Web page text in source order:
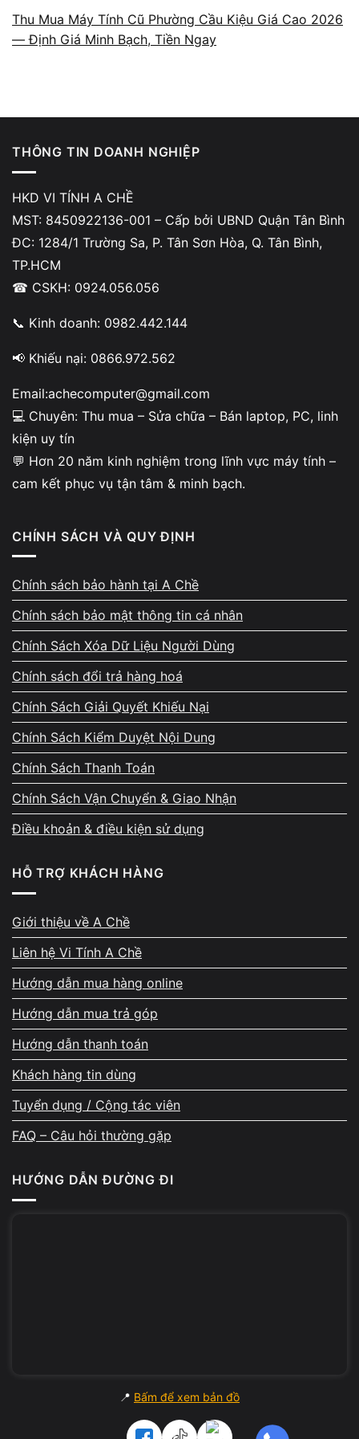
rõ ràng và cách làm việc minh bạch.
Báo giá theo cấu hình và tình
A Chề định giá dựa trên các yếu tố thực tế
gồm CPU, RAM, SSD, VGA, cycle pin, tình
trạng ngoại hình và lịch sử sửa chữa (nếu có).
Toàn bộ quá trình kiểm tra diễn ra minh bạch
mục trước khi đưa ra mức giá. Không có
chuyện báo giá mập mờ hoặc dùng lỗi nhẹ để
Minh bạch khi kiểm tra –
cứng: SSD, bàn phím, cổng kết nối, pin, độ
nóng, màn hình và hoạt động tổng thể. Tình
trạng máy được giải thích chi tiết và dễ hiểu.
A Chề tuyệt đối không tạo lý do không chính
xác để đẩy giá thu mua xuống thấp hơn thực
tế.
Thanh toán ngay – đủ – có
biên nhận rõ ràng
Sau khi thống nhất giá, tiền được thanh toán
nhận thu mua thể hiện đầy đủ cấu hình, mức
giá, thời gian và thông tin đối soát. Máy
không bị giữ lại chờ xử lý, không hẹn sang
ngày hôm sau. Cam kết giao dịch rõ ràng từ
đầu đến cuối.
Hỗ trợ đổi máy nếu cần nâng
Bảo mật dữ liệu cá nhân
Thu Mua Máy Tính Cũ Phường Cầu Kiệu Giá Cao 2026
— Định Giá Minh Bạch, Tiền Ngay
THÔNG TIN DOANH NGHIỆP
HKD VI TÍNH A CHỀ
MST: 8450922136-001 – Cấp bởi UBND Quận Tân Bình
ĐC: 1284/1 Trường Sa, P. Tân Sơn Hòa, Q. Tân Bình,
TP.HCM
☎ CSKH: 0924.056.056
📞 Kinh doanh: 0982.442.144
📢 Khiếu nại: 0866.972.562
Email:achecomputer@gmail.com
💻 Chuyên: Thu mua – Sửa chữa – Bán laptop, PC, linh
kiện uy tín
💬 Hơn 20 năm kinh nghiệm trong lĩnh vực máy tính –
cam kết phục vụ tận tâm & minh bạch.
CHÍNH SÁCH VÀ QUY ĐỊNH
Chính sách bảo hành tại A Chề
Chính sách bảo mật thông tin cá nhân
Chính Sách Xóa Dữ Liệu Người Dùng
Chính sách đổi trả hàng hoá
Chính Sách Giải Quyết Khiếu Nại
Chính Sách Kiểm Duyệt Nội Dung
Chính Sách Thanh Toán
Chính Sách Vận Chuyển & Giao Nhận
Điều khoản & điều kiện sử dụng
HỖ TRỢ KHÁCH HÀNG
Giới thiệu về A Chề
Liên hệ Vi Tính A Chề
Hướng dẫn mua hàng online
Hướng dẫn mua trả góp
Hướng dẫn thanh toán
Khách hàng tin dùng
Tuyển dụng / Cộng tác viên
FAQ – Câu hỏi thường gặp
HƯỚNG DẪN ĐƯỜNG ĐI
📍 Bấm để xem bản đồ